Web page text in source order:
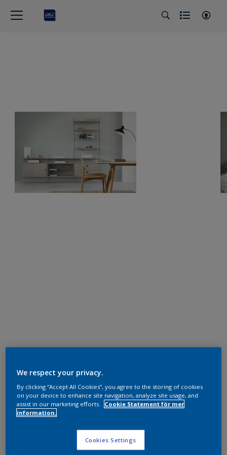
We respect your privacy.
By clicking “Accept All Cookies”, you agree to the storing of cookies
on your device to enhance site navigation, analyze site usage, and
assist in our marketing efforts.
Cookie Statement för mer
information.
Cookies Settings